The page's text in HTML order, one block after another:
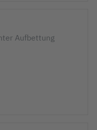
Aufbettung